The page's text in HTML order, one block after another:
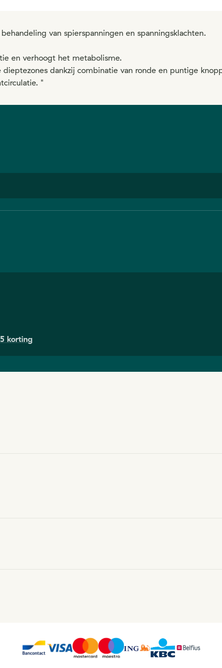
van spierspanningen en spanningsklachten.
en verhoogt het metabolisme.
dankzij combinatie van ronde en puntige
"
korting